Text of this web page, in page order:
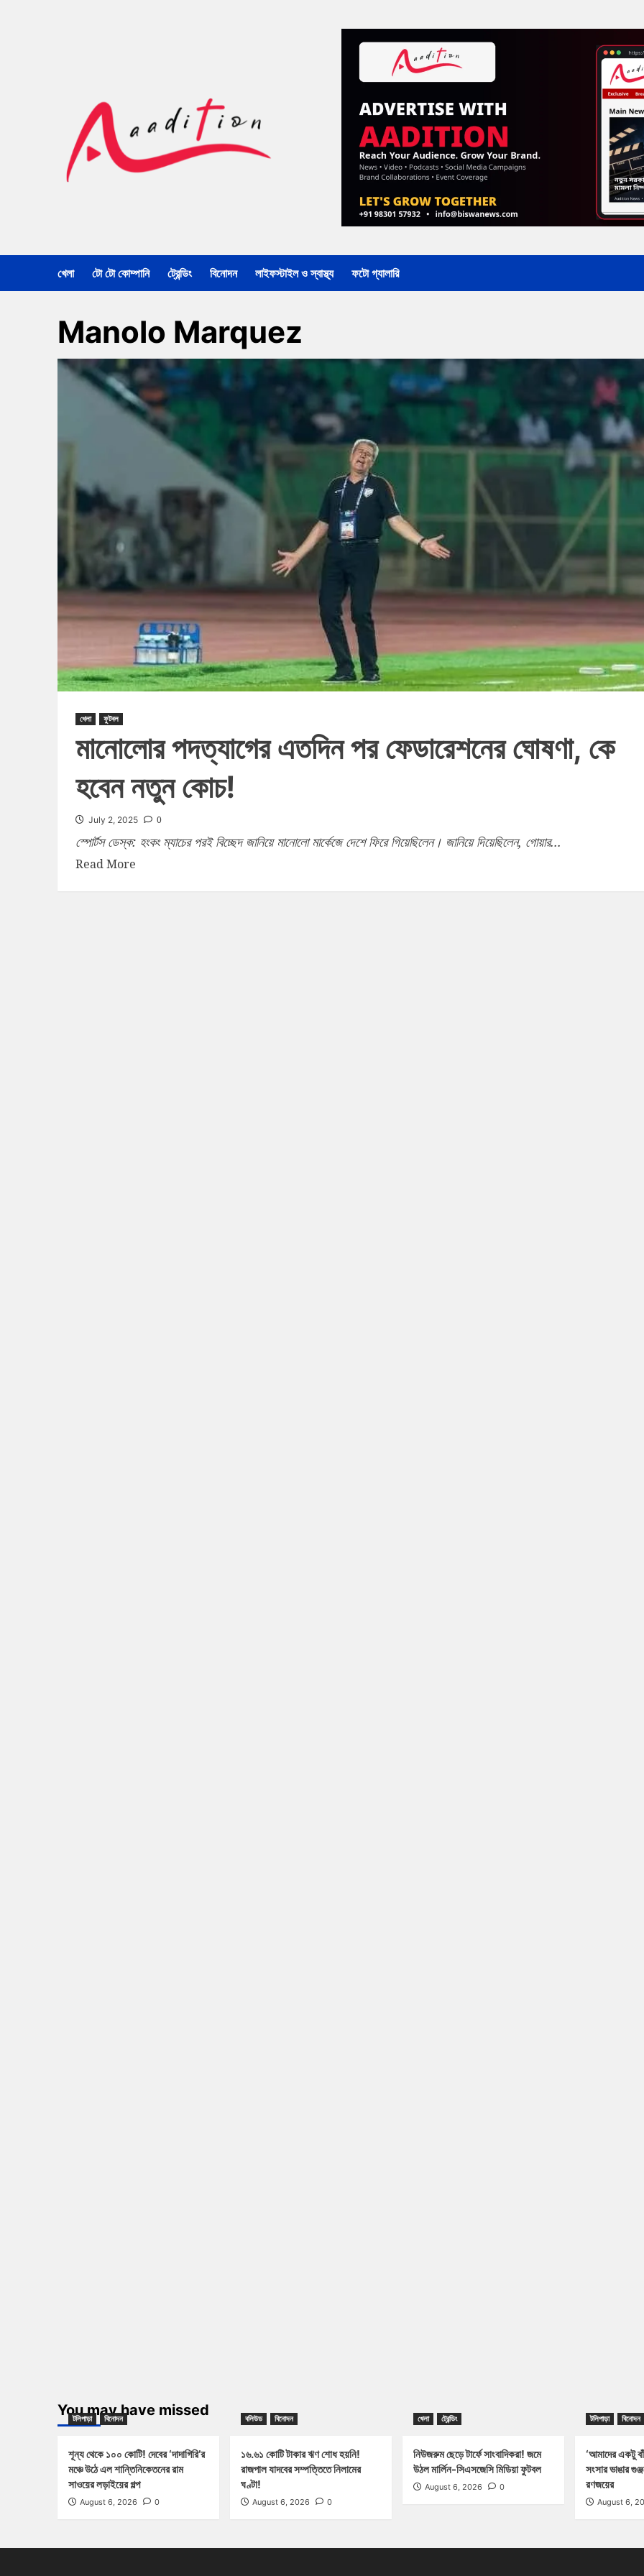
খেলা টো টো কোম্পানি ট্রেন্ডিং বিনোদন লাইফস্টাইল ও স্বাস্থ্য ফটো গ্যালারি
Manolo Marquez
খেলা ফুটবল
মানোলোর পদত্যাগের এতদিন পর ফেডারেশনের ঘোষণা, কে
হবেন নতুন কোচ!
July 2, 2025 0
স্পোর্টস ডেস্ক: হংকং ম্যাচের পরই বিচ্ছেদ জানিয়ে মানোলো মার্কেজে দেশে ফিরে গিয়েছিলেন। জানিয়ে দিয়েছিলেন, গোয়ার...
Read More
You may have missed
টলিপাড়া বিনোদন
শূন্য থেকে ১০০ কোটি! দেবের ‘দাদাগিরি’র
মঞ্চে উঠে এল শান্তিনিকেতনের রাম
সাওয়ের লড়াইয়ের গল্প
August 6, 2026 0
বলিউড বিনোদন
১৬.৬১ কোটি টাকার ঋণ শোধ হয়নি!
রাজপাল যাদবের সম্পত্তিতে নিলামের
ঘণ্টা!
August 6, 2026 0
খেলা ট্রেন্ডিং
নিউজরুম ছেড়ে টার্ফে সাংবাদিকরা! জমে
উঠল মার্লিন-সিএসজেসি মিডিয়া ফুটবল
August 6, 2026 0
টলিপাড়া বিনোদন
‘আমাদের একটু
সংসার ভাঙার
রণজয়ের
August 6,